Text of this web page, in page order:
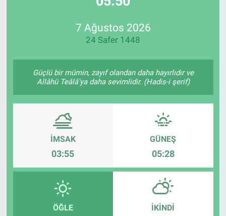
7 Ağustos 2026
24 Safer 1448
Güçlü bir mümin, zayıf olandan daha hayırlıdır ve
Allâhü Teâlâ'ya daha sevimlidir. (Hadis-i şerif)
İMSAK
03:55
GÜNEŞ
05:28
ÖĞLE İKINDI
Özel Haberler
Kadın
Erişim Bilgileri
Teknoloji
Ramazan